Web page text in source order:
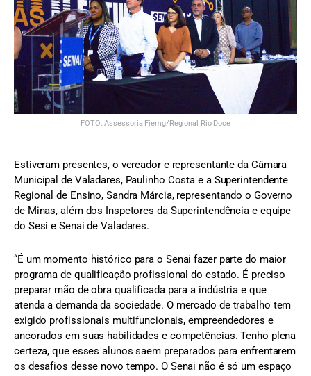
renovável.
Estiveram presentes, o vereador e representante da Câmara
Municipal de Valadares, Paulinho Costa e a Superintendente
Regional de Ensino, Sandra Márcia, representando o Governo
de Minas, além dos Inspetores da Superintendência e equipe
do Sesi e Senai de Valadares.
“É um momento histórico para o Senai fazer parte do maior